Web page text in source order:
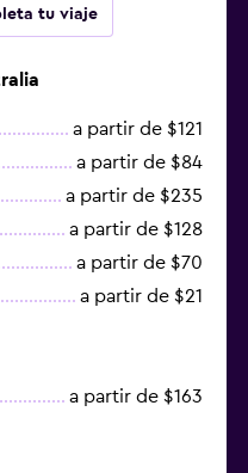
tu viaje
a partir de $121
a partir de $84
a partir de $235
a partir de $128
a partir de $70
a partir de $21
a partir de $163